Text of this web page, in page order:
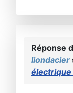
Réponse
liondacier
électrique